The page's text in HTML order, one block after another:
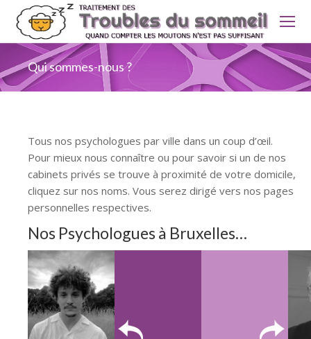
Qui sommes-nous ?
Tous nos psychologues par ville dans un coup d’œil.
Pour mieux nous connaître ou pour savoir si un de nos
cabinets privés se trouve à proximité de votre domicile,
cliquez sur nos noms. Vous serez dirigé vers nos pages
personnelles respectives.
Nos Psychologues à Bruxelles…